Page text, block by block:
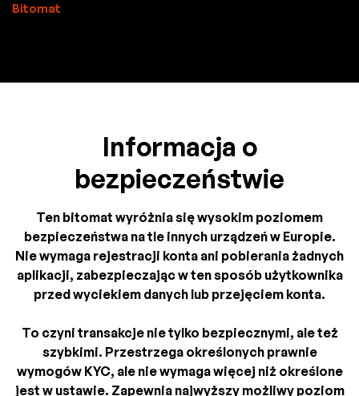
Bitomat
Informacja o
bezpieczeństwie
Ten bitomat wyróżnia się wysokim poziomem
bezpieczeństwa na tle innych urządzeń w Europie.
Nie wymaga rejestracji konta ani pobierania żadnych
aplikacji, zabezpieczając w ten sposób użytkownika
przed wyciekiem danych lub przejęciem konta.
To czyni transakcje nie tylko bezpiecznymi, ale też
szybkimi. Przestrzega określonych prawnie
wymogów KYC, ale nie wymaga więcej niż określone
jest w ustawie. Zapewnia najwyższy możliwy poziom